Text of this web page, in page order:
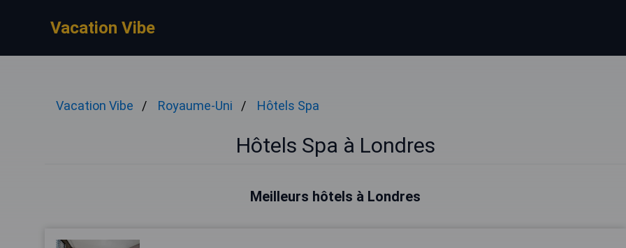
Vacation Vibe
Vacation Vibe Royaume-Uni Hôtels Spa
Hôtels Spa à Londres
Meilleurs hôtels à Londres